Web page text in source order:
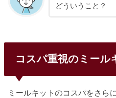
どういうこと？
コスパ重視のミール
ミールキットのコスパをさら